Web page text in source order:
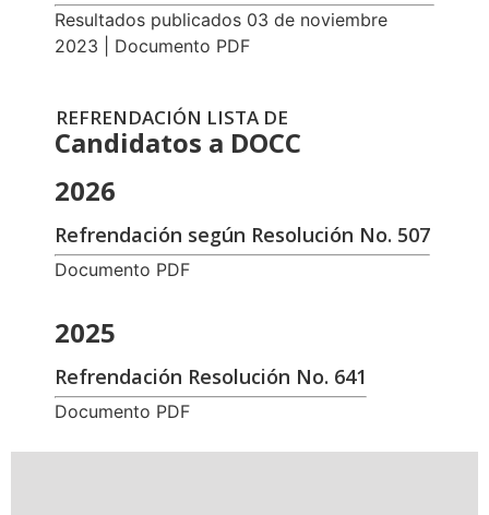
Resultados publicados 03 de noviembre
2023 | Documento PDF
REFRENDACIÓN LISTA DE
Candidatos a DOCC
2026
Refrendación según Resolución No. 507
Documento PDF
2025
Refrendación Resolución No. 641
Documento PDF